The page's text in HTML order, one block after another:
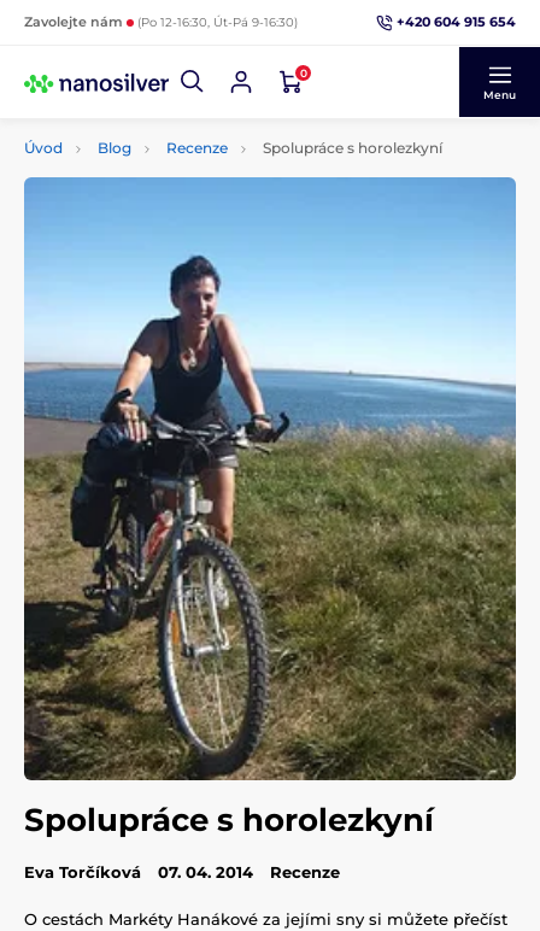
Zavolejte nám (Po 12-16:30, Út-Pá 9-16:30) +420 604 915 654
0
Menu
Úvod Blog Recenze Spolupráce s horolezkyní
Spolupráce s horolezkyní
Eva Torčíková 07. 04. 2014 Recenze
O cestách Markéty Hanákové za jejími sny si můžete přečíst